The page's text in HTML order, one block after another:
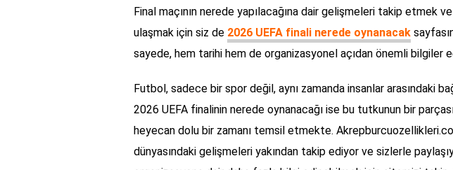
Final maçının nerede yapılacağına dair gelişmeleri takip etmek
ulaşmak için siz de 2026 UEFA finali nerede oynanacak
sayede, hem tarihi hem de organizasyonel açıdan önemli bilgiler
Futbol, sadece bir spor değil, aynı zamanda insanlar arasındaki
2026 UEFA finalinin nerede oynanacağı ise bu tutkunun bir
heyecan dolu bir zamanı temsil etmekte.
dünyasındaki gelişmeleri yakından takip ediyor ve sizlerle